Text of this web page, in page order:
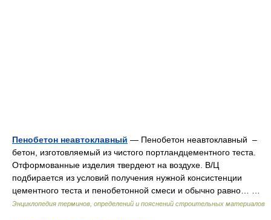
Пенобетон неавтоклавный — Пенобетон неавтоклавный –
бетон, изготовляемый из чистого портландцементного теста.
Отформованные изделия твердеют на воздухе. В/Ц
подбирается из условий получения нужной консистенции
цементного теста и пенобетонной смеси и обычно равно… …
Энциклопедия терминов, определений и пояснений строительных материалов